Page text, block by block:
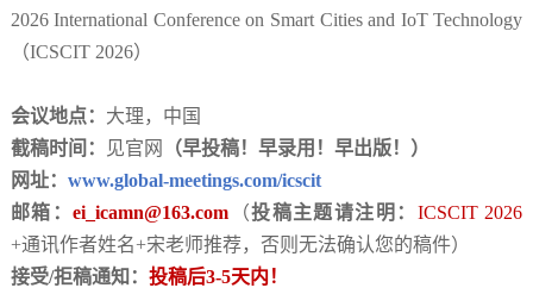
2026 International Conference on Smart Cities and IoT Technology
（ICSCIT 2026）
会议地点： 大理 ，中国
截稿时间：
见官网
（早投稿！早录用！早出版！）
网址： www.global-meetings.com/icscit
邮箱：ei_icamn@163.com （投稿主题请注明： ICSCIT 2026
+通讯作者姓名+宋老师推荐，否则无法确认您的稿件）
接受/拒稿通知： 投稿后3-5天内！